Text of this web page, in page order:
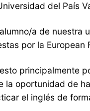
del País
a de nuestra
por la
principalmente
la oportunidad de
el inglés de